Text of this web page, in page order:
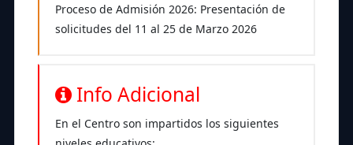
Proceso de Admisión 2026: Presentación de
solicitudes del 11 al 25 de Marzo 2026
Info Adicional
En el Centro son impartidos los siguientes